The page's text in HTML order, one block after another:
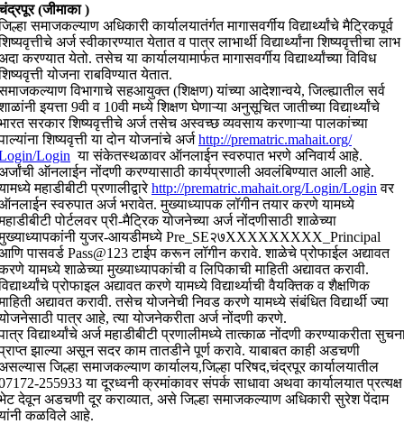
(जीमाका )
समाजकल्याण अधिकारी कार्यालयातंर्गत मागासवर्गीय विद्यार्थ्यांचे मैट्रिकपूर्व
अर्ज स्वीकारण्यात येतात व पात्र लाभार्थी विद्यार्थ्यांना शिष्यवृत्तीचा लाभ
करण्यात येतो. तसेच या कार्यालयामार्फत मागासवर्गीय विद्यार्थ्यांच्या विविध
योजना राबविण्यात येतात.
विभागाचे सहआयुक्त (शिक्षण) यांच्या आदेशान्वये, जिल्ह्यातील सर्व
इयत्ता 9वी व 10वी मध्ये शिक्षण घेणाऱ्या अनुसूचित जातीच्या विद्यार्थ्यांचे
सरकार शिष्यवृत्तीचे अर्ज तसेच अस्वच्छ व्यवसाय करणाऱ्या पालकांच्या
शिष्यवृत्ती या दोन योजनांचे अर्जhttp://prematric.mahait.org/
Login या संकेतस्थळावर ऑनलाईन स्वरुपात भरणे अनिवार्य आहे.
ऑनलाईन नोंदणी करण्यासाठी कार्यप्रणाली अवलंबिण्यात आली आहे.
महाडीबीटी प्रणालीद्वारेhttp://prematric.mahait.org/Login/Login वर
स्वरुपात अर्ज भरावेत. मुख्याध्यापक लॉगीन तयार करणे यामध्ये
पोर्टलवर प्री-मैट्रिक योजनेच्या अर्ज नोंदणीसाठी शाळेच्या
युजर-आयडीमध्ये Pre_SE२७XXXXXXXXX_Principal
पासवर्ड Pass@123 टाईप करून लॉगीन करावे. शाळेचे प्रोफाईल अद्यावत
यामध्ये शाळेच्या मुख्याध्यापकांची व लिपिकाची माहिती अद्यावत करावी.
प्रोफाइल अद्यावत करणे यामध्ये विद्यार्थ्याची वैयक्तिक व शैक्षणिक
अद्यावत करावी. तसेच योजनेची निवड करणे यामध्ये संबंधित विद्यार्थी ज्या
पात्र आहे, त्या योजनेकरीता अर्ज नोंदणी करणे.
विद्यार्थ्यांचे अर्ज महाडीबीटी प्रणालीमध्ये तात्काळ नोंदणी करण्याकरीता
झाल्या असून सदर काम तातडीने पूर्ण करावे. याबाबत काही अडचणी
जिल्हा समाजकल्याण कार्यालय,जिल्हा परिषद,चंद्रपूर कार्यालयातील
255933 या दूरध्वनी क्रमांकावर संपर्क साधावा अथवा कार्यालयात प्रत्यक्ष
देवून अडचणी दूर कराव्यात, असे जिल्हा समाजकल्याण अधिकारी सुरेश पेंदाम
कळविले आहे.